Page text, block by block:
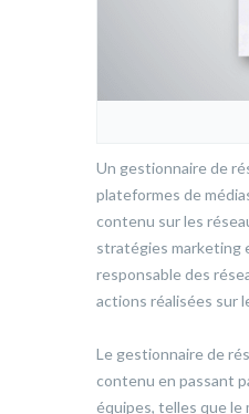
Un gestionnaire de
plateformes de
contenu sur les
stratégies marketing
responsable des
actions réalisées sur
Le gestionnaire de
contenu en passant
équipes, telles que le